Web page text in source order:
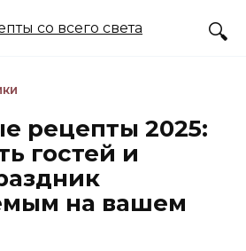
рецепты 2025:
гостей и
на вашем